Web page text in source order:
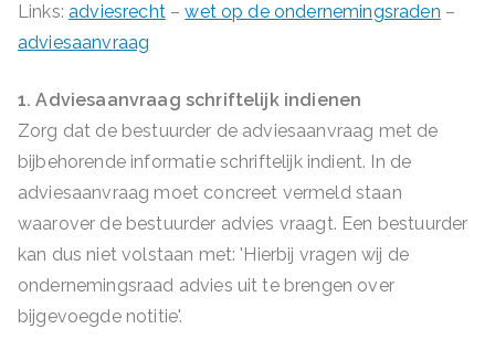
Links:adviesrecht–wet op de ondernemingsraden –
adviesaanvraag
1. Adviesaanvraag schriftelijk indienen
Zorg dat de bestuurder de adviesaanvraag met de
bijbehorende informatie schriftelijk indient. In de
adviesaanvraag moet concreet vermeld staan
waarover de bestuurder advies vraagt. Een bestuurder
kan dus niet volstaan met: 'Hierbij vragen wij de
ondernemingsraad advies uit te brengen over
bijgevoegde notitie'.